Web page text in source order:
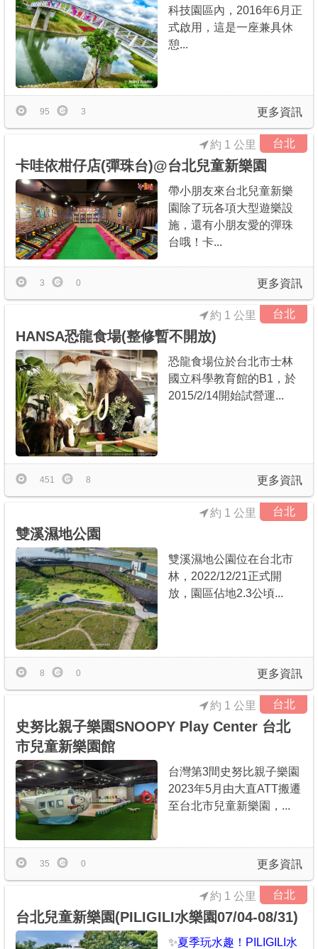
科技園區內，2016年6月正
式啟用，這是一座兼具休
憩...
更多資訊
95 3
台北
卡哇依柑仔店(彈珠台)@台北兒童新樂園
約 1 公里
帶小朋友來台北兒童新樂
園除了玩各項大型遊樂設
施，還有小朋友愛的彈珠
台哦！卡...
更多資訊
3 0
台北
HANSA恐龍食場(整修暫不開放)
約 1 公里
恐龍食場位於台北市士林
國立科學教育館的B1，於
2015/2/14開始試營運...
更多資訊
451 8
台北
雙溪濕地公園
約 1 公里
雙溪濕地公園位在台北市
林，2022/12/21正式開
放，園區佔地2.3公頃...
更多資訊
8 0
台北
史努比親子樂園SNOOPY Play Center 台北
市兒童新樂園館
約 1 公里
台灣第3間史努比親子樂園
2023年5月由大直ATT搬遷
至台北市兒童新樂園，...
更多資訊
35 0
台北
台北兒童新樂園(PILIGILI水樂園07/04-08/31)
約 1 公里
✨夏季玩水趣！PILIGILI水